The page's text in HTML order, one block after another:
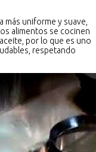
más uniforme y suave,
alimentos se cocinen
por lo que es uno
respetando